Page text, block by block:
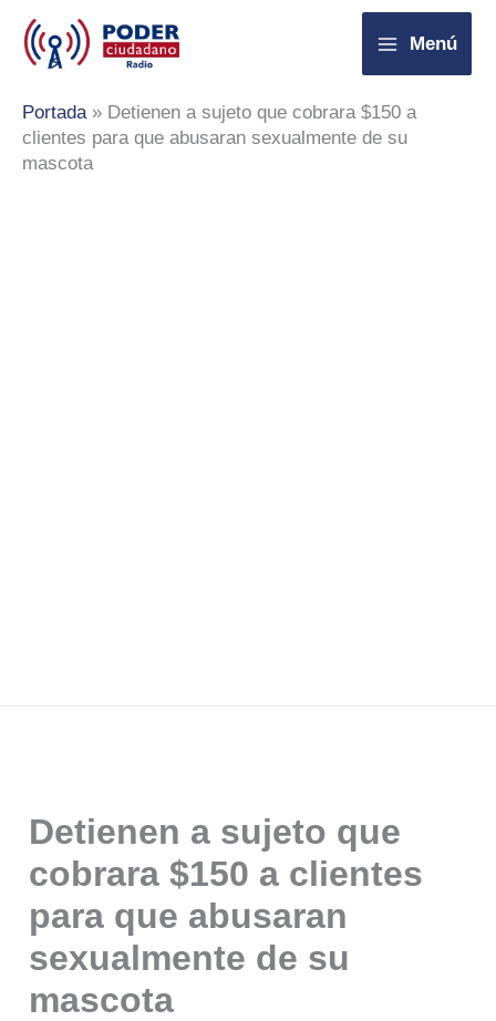
contenido
Menú
Portada» Detienen a sujeto que cobrara $150 a
clientes para que abusaran sexualmente de su
mascota
Detienen a sujeto que
cobrara $150 a clientes
para que abusaran
sexualmente de su
mascota